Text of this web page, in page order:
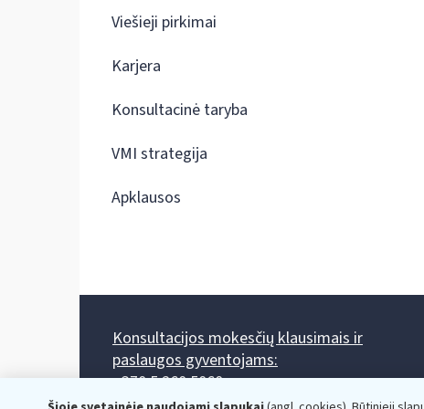
Viešieji pirkimai
Karjera
Konsultacinė taryba
VMI strategija
Apklausos
Konsultacijos mokesčių klausimais ir
paslaugos gyventojams:
+370 5 260 5060
Darbo laikas: I-IV 8.00-17.00, V 8.00-15.45.